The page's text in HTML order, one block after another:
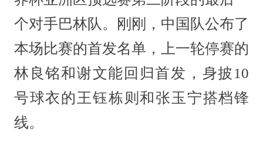
个对手巴林队。刚刚，中国队公布了
本场比赛的首发名单，上一轮停赛的
林良铭和谢文能回归首发，身披10
号球衣的王钰栋则和张玉宁搭档锋
线。